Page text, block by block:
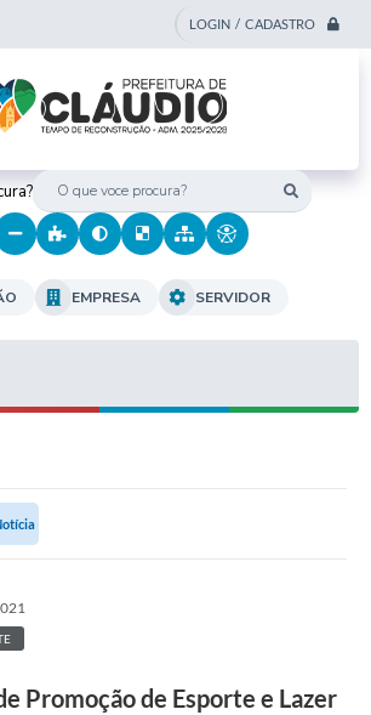
LOGIN / CADASTRO
EMPRESA SERVIDOR
Promoção de Esporte e Lazer